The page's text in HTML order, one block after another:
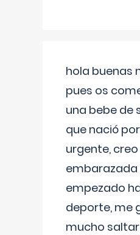
hola buenas
pues os
una bebe de
que nació
urgente,
embarazada
empezado
deporte, me
mucho